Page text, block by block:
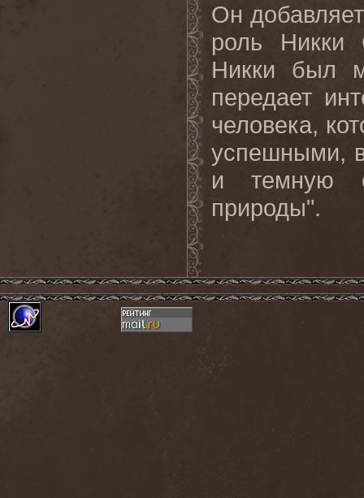
Он
роль Никки
Никки был
передает
человека,
успешными,
и темную
природы".